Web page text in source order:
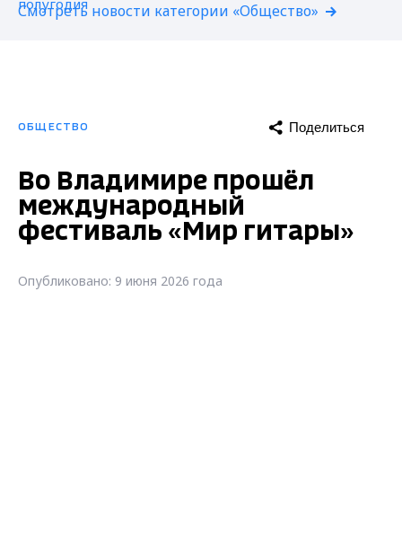
Смотреть новости категории «Общество»
ОБЩЕСТВО Поделиться
Во Владимире прошёл
международный
фестиваль «Мир гитары»
Опубликовано: 9 июня 2026 года